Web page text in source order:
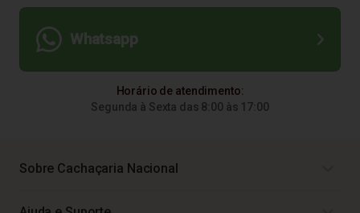
Whatsapp
Horário de atendimento:
Segunda à Sexta das 8:00 às 17:00
Sobre Cachaçaria Nacional